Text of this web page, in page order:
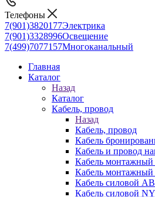
Телефоны
7(901)3820177Электрика
7(901)3328996Освещение
7(499)7077157Многоканальный
Главная
Каталог
Назад
Каталог
Кабель, провод
Назад
Кабель, провод
Кабель
Кабель и провод
Кабель
Кабель
Кабель силовой
Кабель силовой